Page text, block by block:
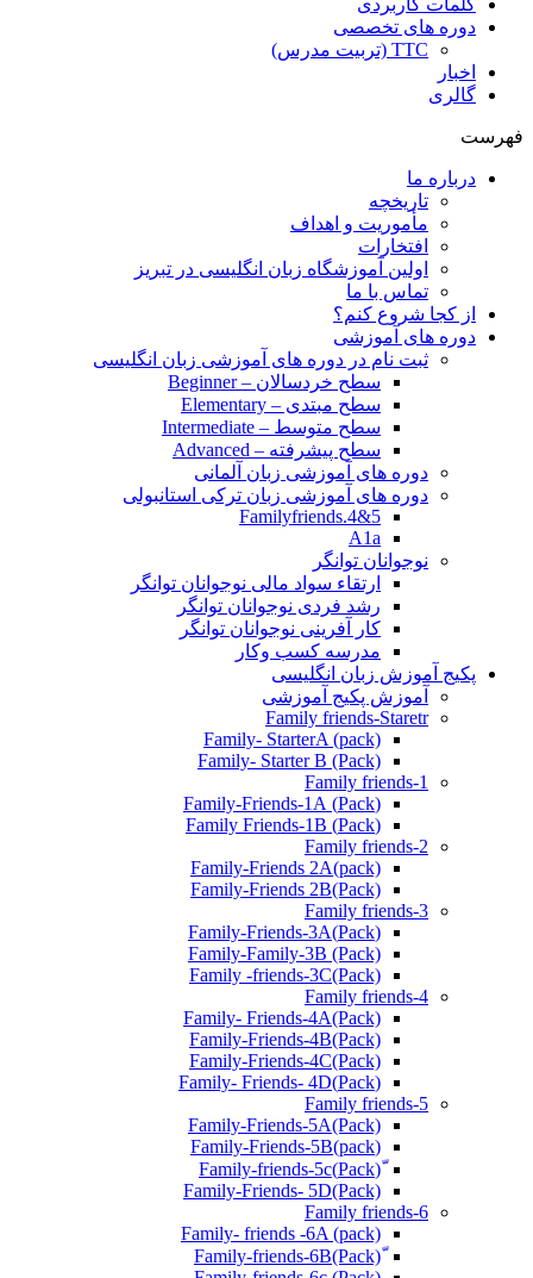
کلمات کاربردی
دوره های تخصصی
TTC (تربیت مدرس)
اخبار
گالری
فهرست
درباره ما
تاریخچه
مأموریت و اهداف
افتخارات
اولین آموزشگاه زبان انگلیسی در تبریز
تماس با ما
از کجا شروع کنم؟
دوره های آموزشی
ثبت نام در دوره های آموزشی زبان انگلیسی
سطح خردسالان – Beginner
سطح مبتدی – Elementary
سطح متوسط – Intermediate
سطح پیشرفته – Advanced
دوره های آموزشی زبان آلمانی
دوره های آموزشی زبان ترکی استانبولی
Familyfriends.4&5
A1a
نوجوانان توانگر
ارتقاء سواد مالی نوجوانان توانگر
رشد فردی نوجوانان توانگر
کار آفرینی نوجوانان توانگر
مدرسه کسب وکار
پکیج آموزش زبان انگلیسی
آموزش پکیج آموزشی
Family friends-Staretr
Family- StarterA (pack)
Family- Starter B (Pack)
Family friends-1
(Pack) Family-Friends-1A
(Pack) Family Friends-1B
Family friends-2
Family-Friends 2A(pack)
Family-Friends 2B(Pack)
Family friends-3
(Pack)Family-Friends-3A
Family-Family-3B (Pack)
Family -friends-3C(Pack)
Family friends-4
Family- Friends-4A(Pack)
Family-Friends-4B(Pack)
Family-Friends-4C(Pack)
(Pack)Family- Friends- 4D
Family friends-5
Family-Friends-5A(Pack)
(pack)Family-Friends-5B
ّ(Pack)Family-friends-5c
Family-Friends- 5D(Pack)
Family friends-6
Family- friends -6A (pack)